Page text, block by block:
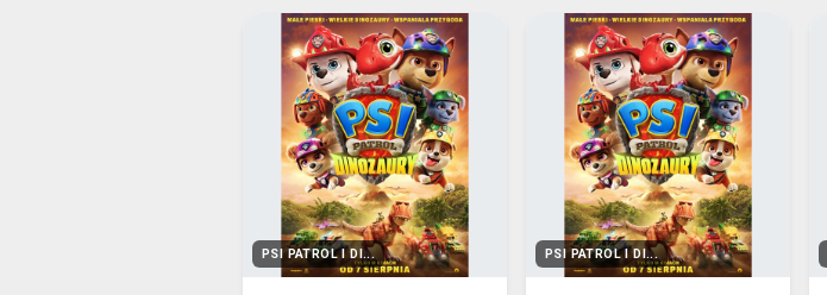
PSI PATROL I DI... PSI PATROL I DI...